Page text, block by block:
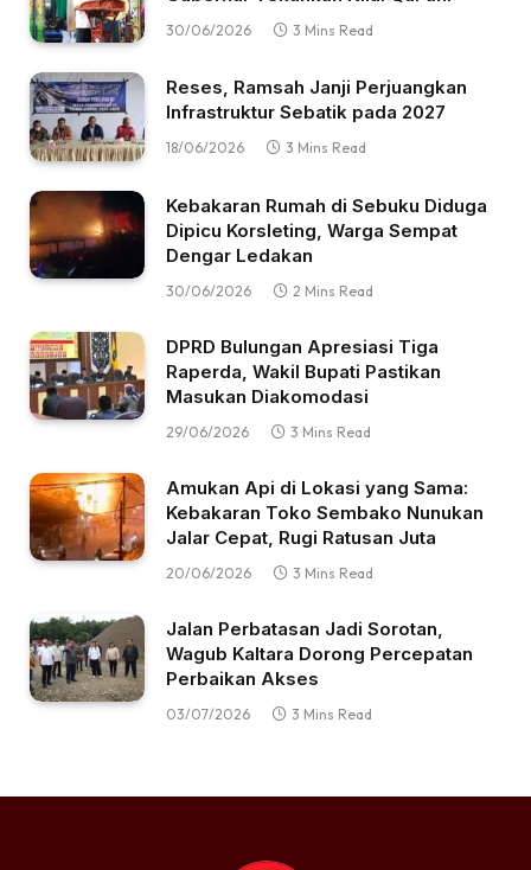
30/06/2026 3 Mins Read
Reses, Ramsah Janji Perjuangkan
Infrastruktur Sebatik pada 2027
18/06/2026 3 Mins Read
Kebakaran Rumah di Sebuku Diduga
Dipicu Korsleting, Warga Sempat
Dengar Ledakan
30/06/2026 2 Mins Read
DPRD Bulungan Apresiasi Tiga
Raperda, Wakil Bupati Pastikan
Masukan Diakomodasi
29/06/2026 3 Mins Read
Amukan Api di Lokasi yang Sama:
Kebakaran Toko Sembako Nunukan
Jalar Cepat, Rugi Ratusan Juta
20/06/2026 3 Mins Read
Jalan Perbatasan Jadi Sorotan,
Wagub Kaltara Dorong Percepatan
Perbaikan Akses
03/07/2026 3 Mins Read